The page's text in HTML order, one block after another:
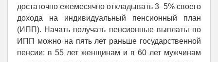
достаточно ежемесячно откладывать 3–5% своего
дохода на индивидуальный пенсионный план
(ИПП). Начать получать пенсионные выплаты по
ИПП можно на пять лет раньше государственной
пенсии: в 55 лет женщинам и в 60 лет мужчинам